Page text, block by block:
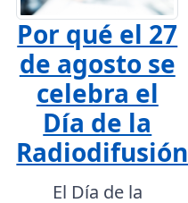
Por qué el 27
de agosto se
celebra el
Día de la
Radiodifusión
El Día de la